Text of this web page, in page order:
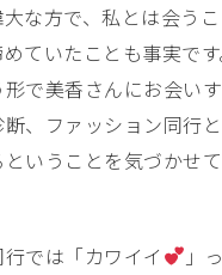
な方で、私とは会う
ていたことも事実です
で美香さんにお会いす
、ファッション同行
いうことを気づかせ
では「カワイイ
」